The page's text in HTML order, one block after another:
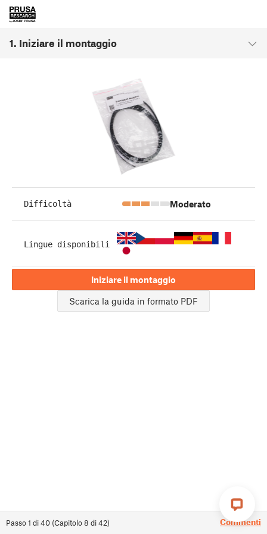
1. Iniziare il montaggio
Passo1 di40 (Capitolo8 di42) Commenti
Difficoltà Moderato
Lingue disponibili
Iniziare il montaggio
Scarica la guida in formato PDF